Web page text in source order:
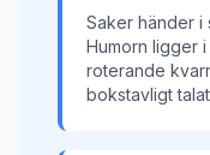
Saker händer i
Humorn ligger
roterande
bokstavligt